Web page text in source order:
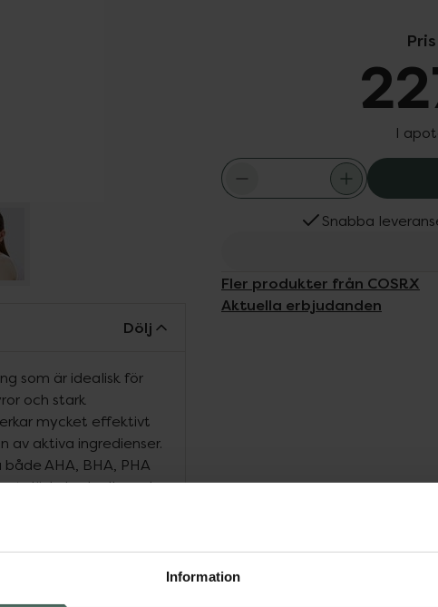
Information
I
Snabba
Fler produkter från COSRX
Aktuella erbjudanden
Dölj
som är idealisk för
och stark
mycket effektivt
av aktiva ingredienser.
AHA, BHA, PHA
döda hudceller och
som
behandling.
minimerar porerna,